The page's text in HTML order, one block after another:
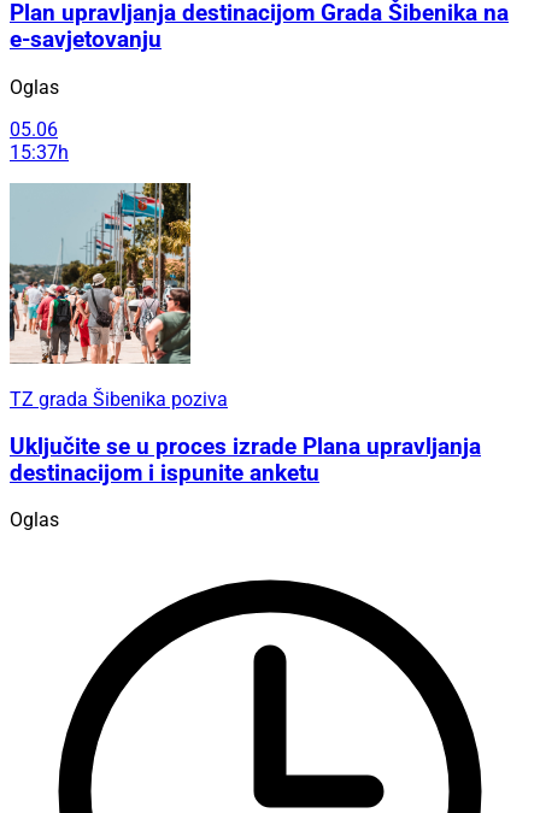
Plan upravljanja destinacijom Grada Šibenika na
e-savjetovanju
Oglas
05.06
15:37h
TZ grada Šibenika poziva
Uključite se u proces izrade Plana upravljanja
destinacijom i ispunite anketu
Oglas